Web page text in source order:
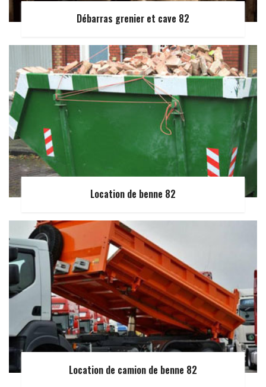
Débarras grenier et cave 82
Location de benne 82
Location de camion de benne 82